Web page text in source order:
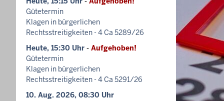
Gütetermin
Klagen in bürgerlichen
Rechtsstreitigkeiten - 4 Ca 5289/26
Heute, 15:30 Uhr - Aufgehoben!
Gütetermin
Klagen in bürgerlichen
Rechtsstreitigkeiten - 4 Ca 5291/26
10. Aug. 2026, 08:30 Uhr